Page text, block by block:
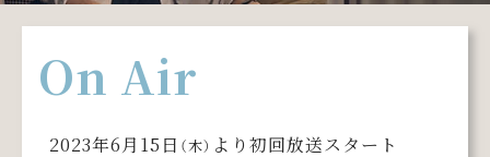
スポーツ
動画イズム
天気・防災 イベント
On Air
2023年6月15日 （木） より 初回放送スタート